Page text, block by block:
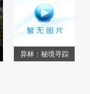
2026/中国大陆
异林：秘境寻踪